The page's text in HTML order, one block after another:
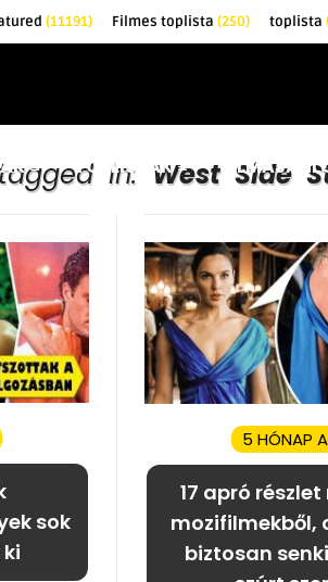
(11191) Filmes toplista (250) toplista
TOPLISTÁK
in: West Side
sok
5 HÓNAP
17 apró
mozifilmekből,
biztosan